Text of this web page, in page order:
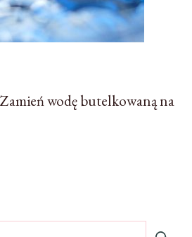
wodę butelkowaną na